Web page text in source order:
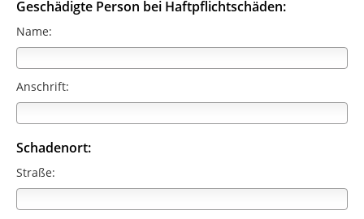
Geschädigte Person bei Haftpflichtschäden:
Name:
Anschrift:
Schadenort:
Straße: